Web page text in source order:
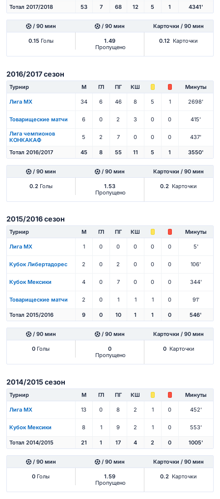
Тотал 2017/2018 53 7 68 12 5 1 4341'
/ 90 мин / 90 мин Карточки / 90 мин
0.15Голы
1.49
Пропущено
0.12 Карточки
2016/2017 сезон
Турнир М ГЛ ПГ КШ Минуты
Лига МХ 34 6 46 8 5 1 2698'
Товарищеские матчи 6 0 2 3 0 0 415'
Лига чемпионов
КОНКАКАФ
5 2 7 0 0 0 437'
Тотал 2016/2017 45 8 55 11 5 1 3550'
/ 90 мин / 90 мин Карточки / 90 мин
0.2 Голы
1.53
Пропущено
0.2 Карточки
2015/2016 сезон
Турнир М ГЛ ПГ КШ Минуты
Лига МХ 1 0 0 0 0 0 5'
Кубок Либертадорес 2 0 2 0 0 0 106'
Кубок Мексики 4 0 7 0 0 0 344'
Товарищеские матчи 2 0 1 1 1 0 91'
Тотал 2015/2016 9 0 10 1 1 0 546'
/ 90 мин / 90 мин Карточки / 90 мин
0 Голы
0
Пропущено
0 Карточки
2014/2015 сезон
Турнир М ГЛ ПГ КШ Минуты
Лига МХ 13 0 8 2 1 0 452'
Кубок Мексики 8 1 9 2 1 0 553'
Тотал 2014/2015 21 1 17 4 2 0 1005'
/ 90 мин / 90 мин Карточки / 90 мин
0 Голы
1.59
Пропущено
0.2 Карточки